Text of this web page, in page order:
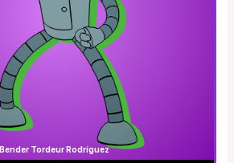
Bender Tordeur Rodríguez